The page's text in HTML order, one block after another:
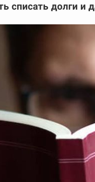
списать долги и